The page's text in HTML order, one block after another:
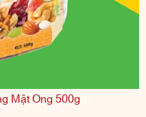
Mật Ong 500g